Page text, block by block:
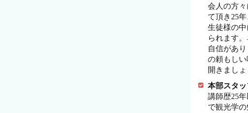
会人の方
て頂き25
生徒様の
られます
自信があ
の頼もし
開きましょ
本部スタ
講師歴25
で観光学